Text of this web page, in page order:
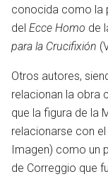
conocida como la
del Ecce Homo de
para la Crucifixión
Otros autores,
relacionan la obra
que la figura de la
relacionarse con el
Imagen) como un
de Correggio que